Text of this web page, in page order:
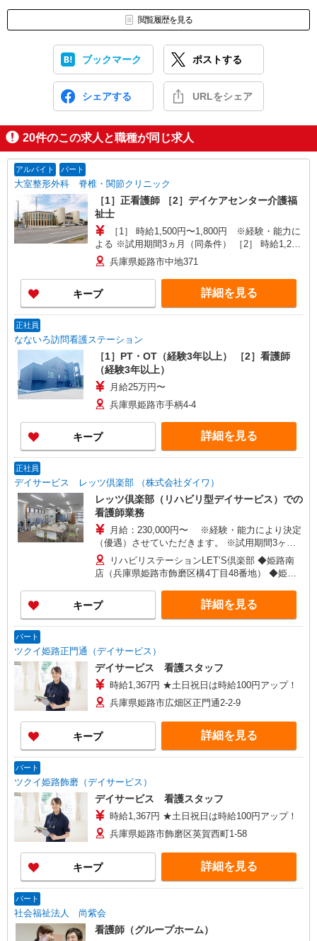
閲覧履歴を見る
ブックマーク ポストする
シェアする URLをシェア
20件のこの求人と職種が同じ求人
アルバイト パート
大室整形外科 脊椎・関節クリニック
［1］正看護師 ［2］デイケアセンター介護福
祉士
［1］ 時給1,500円〜1,800円 ※経験・能力に
よる ※試用期間3ヵ月（同条件） ［2］ 時給1,200
円 ※試用期間3ヵ月（同条件）
兵庫県姫路市中地371
キープ 詳細を見る
正社員
なないろ訪問看護ステーション
［1］PT・OT（経験3年以上） ［2］看護師
（経験3年以上）
月給25万円〜
兵庫県姫路市手柄4-4
キープ 詳細を見る
正社員
デイサービス レッツ倶楽部 （株式会社ダイワ）
レッツ倶楽部（リハビリ型デイサービス）での
看護師業務
月給：230,000円〜 ※経験・能力により決定
（優遇）させていただきます。 ※試用期間3ヶ月
あり（同条件）
リハビリステーションLET’S倶楽部 ◆姫路南
店（兵庫県姫路市飾磨区構4丁目48番地） ◆姫路
し店（兵庫県姫路市網干区大江島94番3） ★車通
勤OK
キープ 詳細を見る
パート
ツクイ姫路正門通（デイサービス）
デイサービス 看護スタッフ
時給1,367円 ★土日祝日は時給100円アップ！
兵庫県姫路市広畑区正門通2-2-9
キープ 詳細を見る
パート
ツクイ姫路飾磨（デイサービス）
デイサービス 看護スタッフ
時給1,367円 ★土日祝日は時給100円アップ！
兵庫県姫路市飾磨区英賀西町1-58
キープ 詳細を見る
パート
社会福祉法人 尚紫会
看護師（グループホーム）